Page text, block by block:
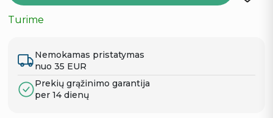
Turime
Nemokamas pristatymas
nuo 35 EUR
Prekių grąžinimo garantija
per 14 dienų